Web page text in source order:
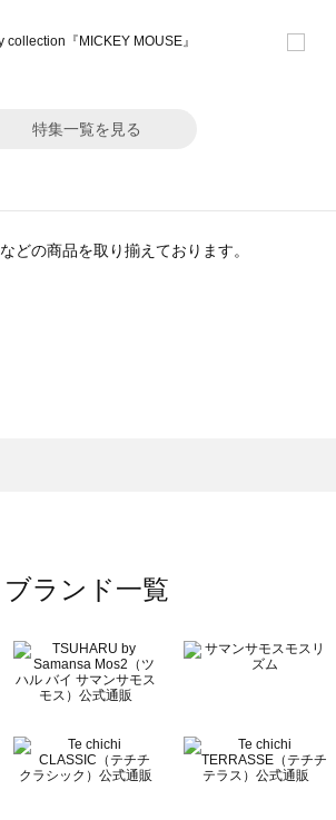
特集一覧を見る
などの商品を取り揃えております。
ブランド一覧